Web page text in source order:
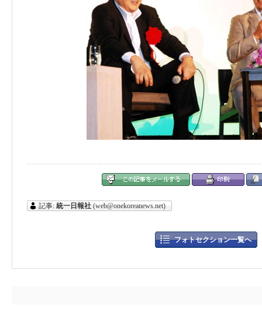
記事: 統一日報社 (web@onekoreanews.net)
フォトセクション一覧へ